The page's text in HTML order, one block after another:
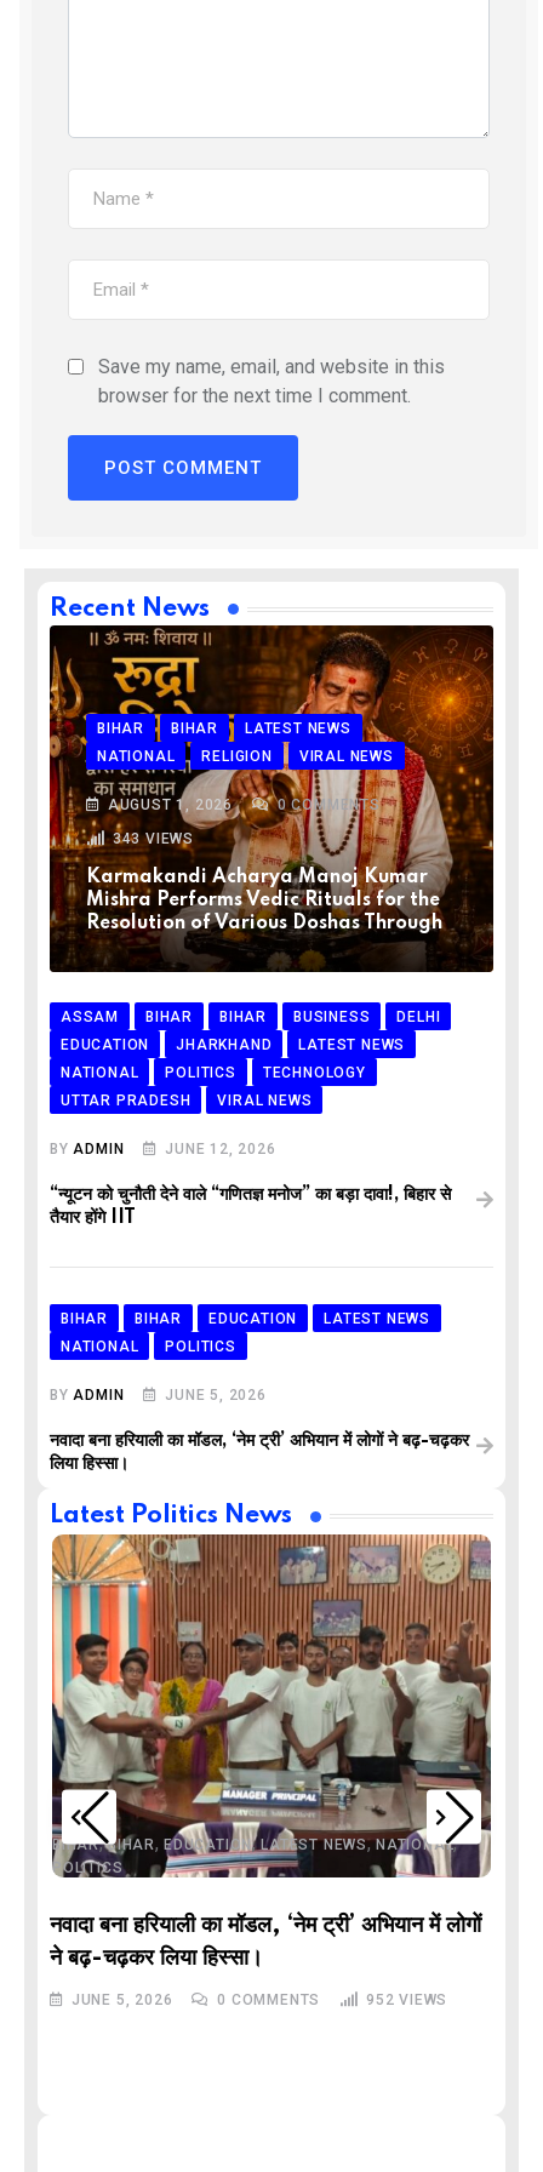
Save my name, email, and website in this
browser for the next time I comment.
Recent News
BIHAR BIHAR
LATEST NEWS
NATIONAL
RELIGION VIRAL NEWS
AUGUST 1, 2026 0COMMENTS
343VIEWS
Karmakandi Acharya Manoj Kumar
Mishra Performs Vedic Rituals for the
Resolution of Various Doshas Through
ASSAM BIHAR BIHAR BUSINESS
DELHI
EDUCATION
JHARKHAND
LATEST NEWS
NATIONAL
POLITICS
TECHNOLOGY
UTTAR PRADESH
VIRAL NEWS
BYADMIN JUNE 12, 2026
“न्यूटन को चुनौती देने वाले “गणितज्ञ मनोज” का बड़ा दावा!, बिहार से
तैयार होंगे IIT
BIHAR BIHAR EDUCATION
LATEST NEWS
NATIONAL
POLITICS
BYADMIN JUNE 5, 2026
नवादा बना हरियाली का मॉडल, ‘नेम ट्री’ अभियान में लोगों ने बढ़-चढ़कर
लिया हिस्सा।
Latest Politics News
BIHAR,BIHAR, EDUCATION,LATEST NEWS,NATIONAL,
POLITICS
नवादा बना हरियाली का मॉडल, ‘नेम ट्री’ अभियान में लोगों
ने बढ़-चढ़कर लिया हिस्सा।
JUNE 5, 2026 0 COMMENTS 952 VIEWS